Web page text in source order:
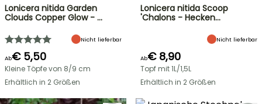
Lonicera nitida Garden
Clouds Copper Glow - …
Nicht lieferbar
Ab€ 5,50
Kleine Töpfe von 8/9 cm
Erhältlich in 2 Größen
Lonicera nitida Scoop
'Chalons - Hecken…
Nicht lieferbar
Ab€ 8,90
Topf mit 1L/1,5L
Erhältlich in 2 Größen